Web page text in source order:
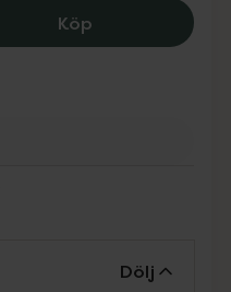
KöpNOW Proline
Dölj